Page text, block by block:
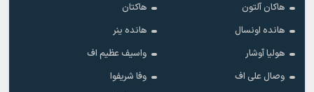
هاکان آلتون
هاکتان
هانده اونسال
هانده ینر
هولیا آوشار
واسیف عظیم اف
وصال علی اف
وفا شریفوا